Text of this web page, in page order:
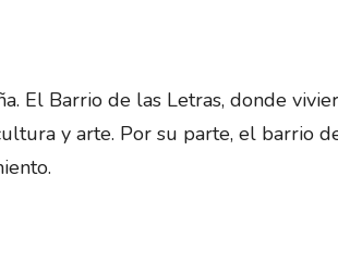
El Barrio de las Letras, donde
y arte. Por su parte, el barrio